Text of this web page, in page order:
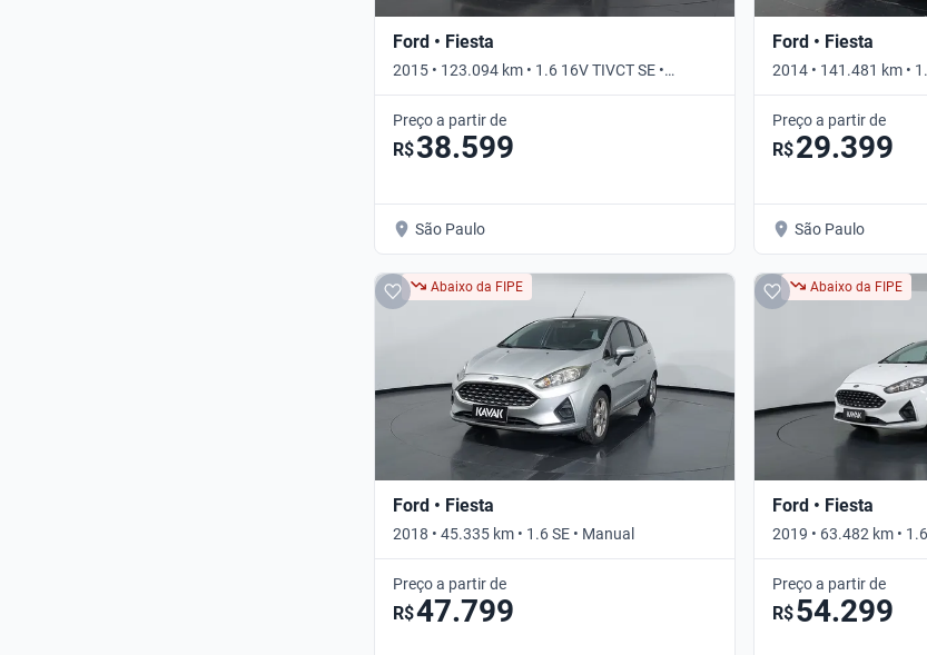
Ford • Fiesta
2015 • 123.094 km • 1.6 16V TIVCT SE •
Manual
Preço a partir de
R$38.599
São Paulo
Ford • Fiesta
2014 • 141.481 km •
Preço a partir de
R$29.399
São Paulo
Abaixo da FIPE
Ford • Fiesta
2018 • 45.335 km • 1.6 SE • Manual
Preço a partir de
R$47.799
Abaixo da FIPE
Ford • Fiesta
2019 • 63.482 km •
Preço a partir de
R$54.299